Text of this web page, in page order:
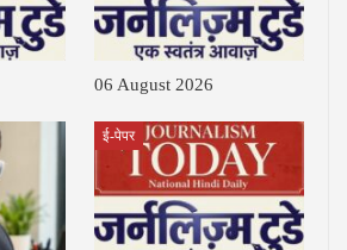
06 August 2026
ई-पेपर